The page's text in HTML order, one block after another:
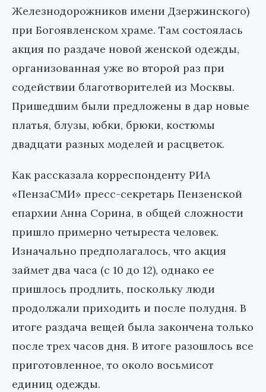
Железнодорожников имени Дзержинского)
при Богоявленском храме. Там состоялась
акция по раздаче новой женской одежды,
организованная уже во второй раз при
содействии благотворителей из Москвы.
Пришедшим были предложены в дар новые
платья, блузы, юбки, брюки, костюмы
двадцати разных моделей и расцветок.
Как рассказала корреспонденту РИА
«ПензаСМИ» пресс-секретарь Пензенской
епархии Анна Сорина, в общей сложности
пришло примерно четыреста человек.
Изначально предполагалось, что акция
займет два часа (с 10 до 12), однако ее
пришлось продлить, поскольку люди
продолжали приходить и после полудня. В
итоге раздача вещей была закончена только
после трех часов дня. В итоге разошлось все
приготовленное, то около восьмисот
единиц одежды.